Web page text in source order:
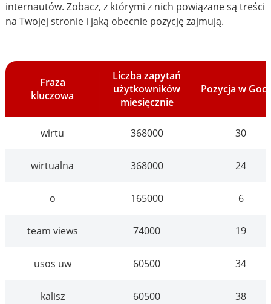
internautów. Zobacz, z którymi z nich powiązane są treści
na Twojej stronie i jaką obecnie pozycję zajmują.
Fraza
kluczowa
Liczba zapytań
użytkowników
miesięcznie
Pozycja w
wirtu 368000 30
wirtualna 368000 24
o 165000 6
team views 74000 19
usos uw 60500 34
kalisz 60500 38